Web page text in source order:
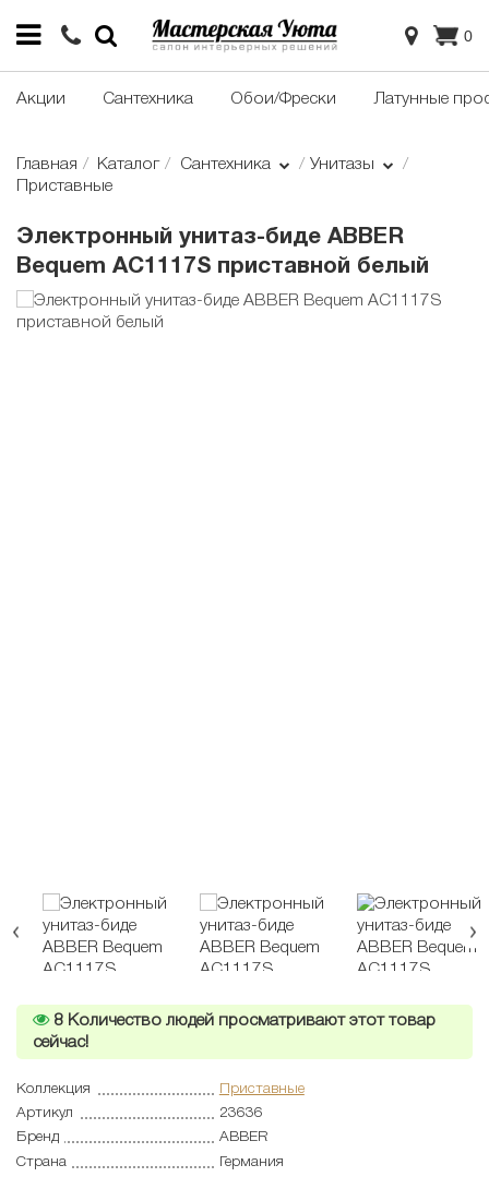
0
Акции Сантехника Обои/Фрески Латунные
Главная Каталог Сантехника
Унитазы
Приставные
Электронный унитаз-биде ABBER
Bequem AC1117S приставной белый
8 Количество людей просматривают этот товар
сейчас!
Коллекция
Приставные
Артикул
23636
Бренд
ABBER
Страна
Германия